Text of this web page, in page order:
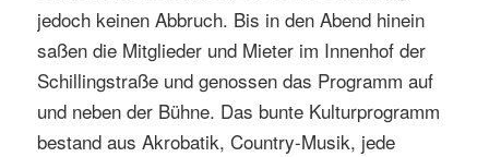
jedoch keinen Abbruch. Bis in den Abend hinein
saßen die Mitglieder und Mieter im Innenhof der
Schillingstraße und genossen das Programm auf
und neben der Bühne. Das bunte Kulturprogramm
bestand aus Akrobatik, Country-Musik, jede